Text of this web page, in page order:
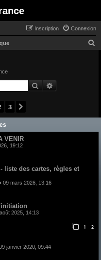
Connexion
Inscription
Rechercher
3
VENIR
19:12
liste des cartes, règles et
09 mars 2026, 13:16
2025, 14:13
1 2
janvier 2020, 09:44